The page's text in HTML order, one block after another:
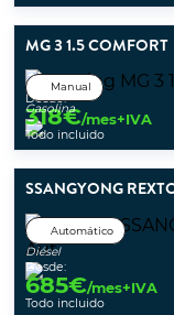
MG 3 1.5 COMFORT
Manual
Gasolina
Desde:
318€/mes+IVA
Todo incluido
SSANGYONG
Automático
Diésel
Desde:
685€/mes+IVA
Todo incluido